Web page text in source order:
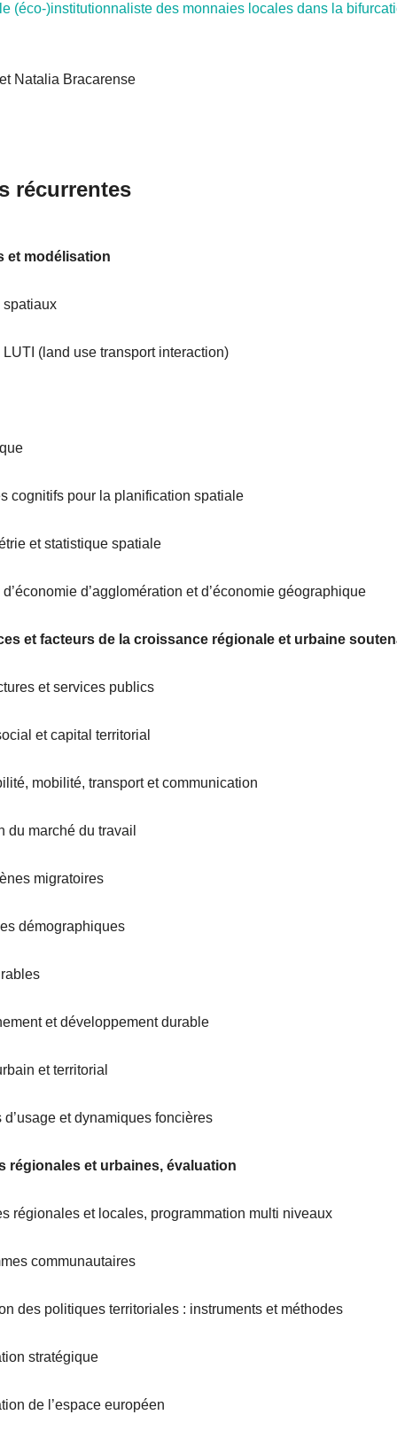
(éco-)institutionnaliste des monnaies locales dans la
Natalia Bracarense
récurrentes
et modélisation
spatiaux
(land use transport interaction)
cognitifs pour la planification spatiale
et statistique spatiale
d’agglomération et d’économie géographique
et facteurs de la croissance régionale et urbaine
et services publics
et capital territorial
mobilité, transport et communication
du marché du travail
migratoires
démographiques
et développement durable
et territorial
d’usage et dynamiques foncières
régionales et urbaines, évaluation
régionales et locales, programmation multi niveaux
communautaires
des politiques territoriales : instruments et méthodes
stratégique
de l’espace européen